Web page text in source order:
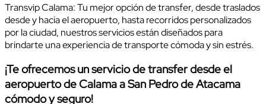
Transvip Calama: Tu mejor opción de transfer, desde traslados
desde y hacia el aeropuerto, hasta recorridos personalizados
por la ciudad, nuestros servicios están diseñados para
brindarte una experiencia de transporte cómoda y sin estrés.
¡Te ofrecemos un servicio de transfer desde el
aeropuerto de Calama a San Pedro de Atacama
cómodo y seguro!